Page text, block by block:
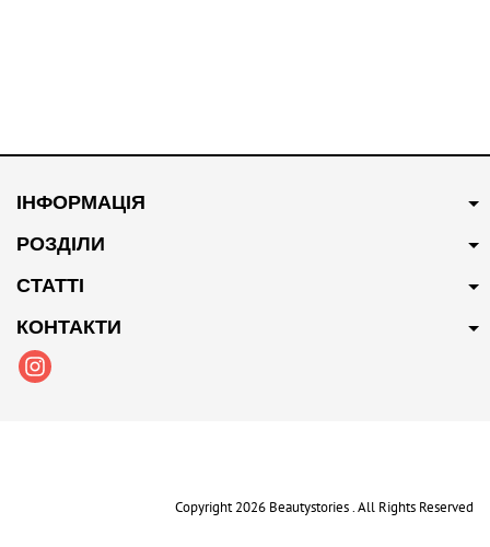
ІНФОРМАЦІЯ
РОЗДІЛИ
СТАТТІ
КОНТАКТИ
Copyright 2026 Beautystories . All Rights Reserved